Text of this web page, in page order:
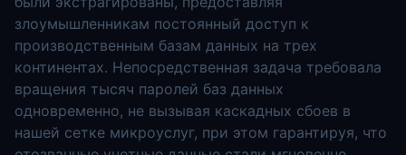
злоумышленникам постоянный доступ к
производственным базам данных на трех
континентах. Непосредственная задача требовала
вращения тысяч паролей баз данных
одновременно, не вызывая каскадных сбоев в
нашей сетке микроуслуг, при этом гарантируя, что